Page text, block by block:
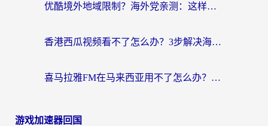
优酷境外地域限制？海外党亲测：这样看国内剧再也不卡（附3个实用场景解决）
香港西瓜视频看不了怎么办？3步解决海外追剧难题，附靠谱加速器推荐
喜马拉雅FM在马来西亚用不了怎么办？海外华人亲测有效的回国加速指南
游戏加速器回国